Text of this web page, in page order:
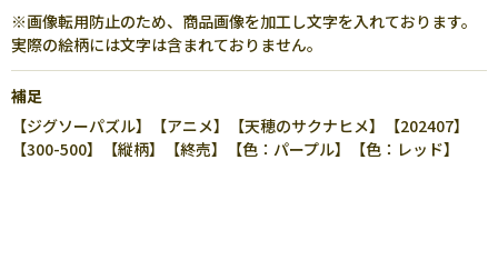
※画像転用防止のため、商品画像を加工し文字を入れております。
実際の絵柄には文字は含まれておりません。
補足
【ジグソーパズル】【アニメ】【天穂のサクナヒメ】【202407】
【300-500】【縦柄】【終売】【色：パープル】【色：レッド】